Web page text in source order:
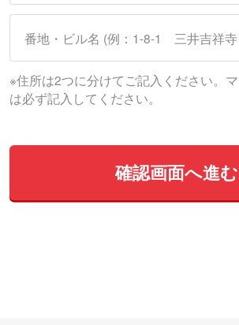
※住所は2つに分けてご記入ください。
は必ず記入してください。
確認画⾯へ進む